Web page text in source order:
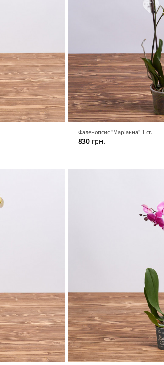
Фаленопсис "Маріанна" 1 ст.
830 грн.